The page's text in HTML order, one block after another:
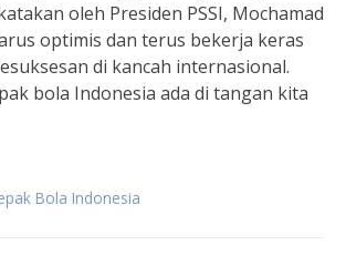
oleh Presiden PSSI, Mochamad
optimis dan terus bekerja keras
di kancah internasional.
bola Indonesia ada di tangan kita
Bola Indonesia